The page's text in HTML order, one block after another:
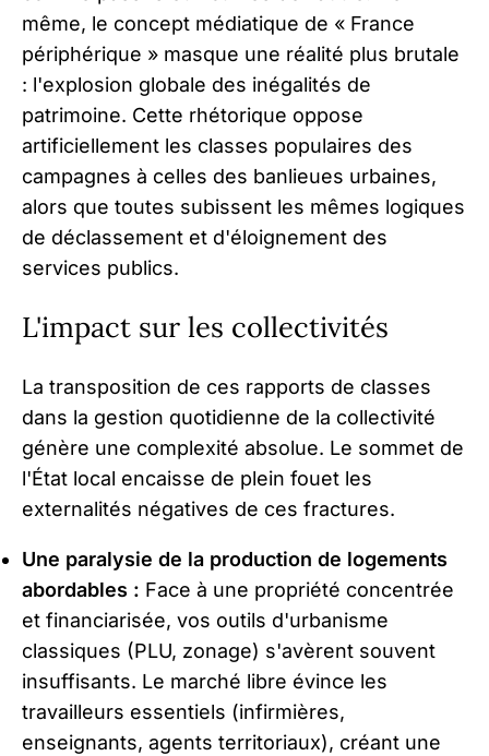
même, le concept médiatique de « France
périphérique » masque une réalité plus brutale
: l'explosion globale des inégalités de
patrimoine. Cette rhétorique oppose
artificiellement les classes populaires des
campagnes à celles des banlieues urbaines,
alors que toutes subissent les mêmes logiques
de déclassement et d'éloignement des
services publics.
L'impact sur les collectivités
La transposition de ces rapports de classes
dans la gestion quotidienne de la collectivité
génère une complexité absolue. Le sommet de
l'État local encaisse de plein fouet les
externalités négatives de ces fractures.
Une paralysie de la production de logements
abordables : Face à une propriété concentrée
et financiarisée, vos outils d'urbanisme
classiques (PLU, zonage) s'avèrent souvent
insuffisants. Le marché libre évince les
travailleurs essentiels (infirmières,
enseignants, agents territoriaux), créant une